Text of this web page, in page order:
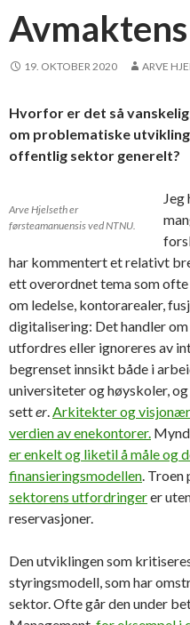
19. OKTOBER 2020 ARVE
Hvorfor er det så
om problematiske
offentlig sektor generelt?
Arve Hjelseth er
førsteamanuensis ved NTNU.
Jeg
har kommentert et relativt
ett overordnet tema som
om ledelse, kontorarealer,
digitalisering: Det handler
utfordres eller ignoreres av
begrenset innsikt både i
universiteter og høyskoler,
setter.Arkitekter og
verdien av enekontorer.
er enkelt og liketil å måle og
finansieringsmodellen. Troen
sektorens utfordringerer
reservasjoner.
Den utviklingen som
styringsmodell, som har
sektor. Ofte går den under